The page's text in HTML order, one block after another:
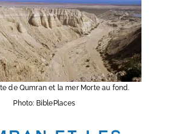
de Qumran et la mer Morte au fond.
Photo: BiblePlaces